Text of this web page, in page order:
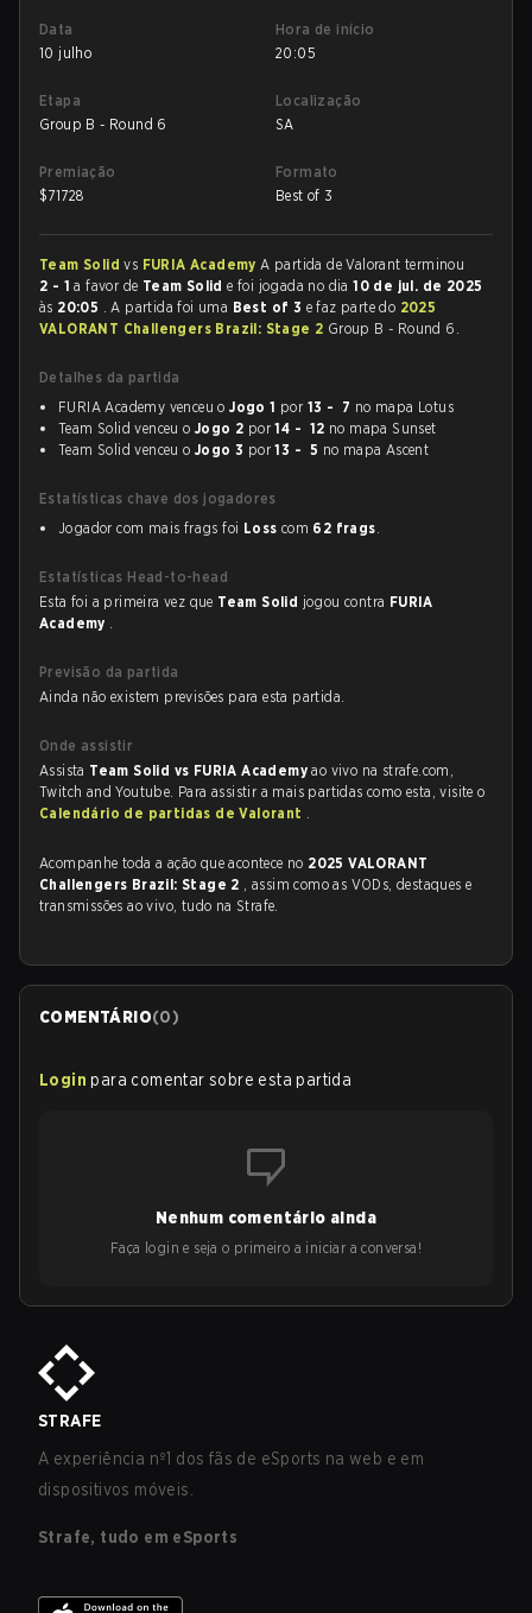
Data
10 julho
Hora de início
20:05
Etapa
Group B - Round 6
Localização
SA
Premiação
$71728
Formato
Best of 3
Team Solidvs FURIA AcademyA partida de Valorant terminou
2 - 1 a favor de Team Solide foi jogada no dia10 de jul. de 2025
às 20:05 . A partida foi uma Best of 3 e faz parte do 2025
VALORANT Challengers Brazil: Stage 2 Group B - Round 6.
Detalhes da partida
FURIA Academy venceu oJogo 1 por 13 - 7 no mapa Lotus
Team Solid venceu o Jogo 2 por14 - 12 no mapa Sunset
Team Solid venceu o Jogo 3 por13 - 5 no mapa Ascent
Estatísticas chave dos jogadores
Jogador com mais frags foi Loss com 62 frags.
Estatísticas Head-to-head
Esta foi a primeira vez que Team Solid jogou contra FURIA
Academy .
Previsão da partida
Ainda não existem previsões para esta partida.
Onde assistir
Assista Team Solid vs FURIA Academyao vivo na strafe.com,
Twitch and Youtube. Para assistir a mais partidas como esta, visite o
Calendário de partidas de Valorant .
Acompanhe toda a ação que acontece no 2025 VALORANT
Challengers Brazil: Stage 2 , assim como as VODs, destaques e
transmissões ao vivo, tudo na Strafe.
COMENTÁRIO(0)
Login para comentar sobre esta partida
Nenhum comentário ainda
Faça login e seja o primeiro a iniciar a conversa!
STRAFE
A experiência nº1 dos fãs de eSports na web e em
dispositivos móveis.
Strafe, tudo em eSports